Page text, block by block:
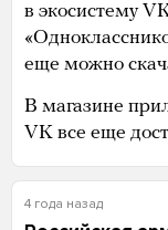
в экосистему
еще можно
В магазине
VK все еще
4 года назад